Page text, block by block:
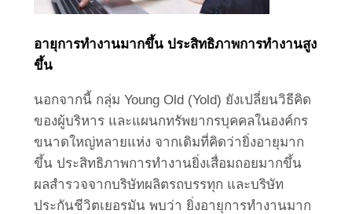
อายุการทำงานมากขึ้น ประสิทธิภาพการทำงานสูง
ขึ้น
นอกจากนี้ กลุ่ม Young Old (Yold) ยังเปลี่ยนวิธีคิด
ของผู้บริหาร และแผนกทรัพยากรบุคคลในองค์กร
ขนาดใหญ่หลายแห่ง จากเดิมที่คิดว่ายิ่งอายุมาก
ขึ้น ประสิทธิภาพการทำงานยิ่งเสื่อมถอยมากขึ้น
ผลสำรวจจากบริษัทผลิตรถบรรทุก และบริษัท
ประกันชีวิตเยอรมัน พบว่า ยิ่งอายุการทำงานมาก